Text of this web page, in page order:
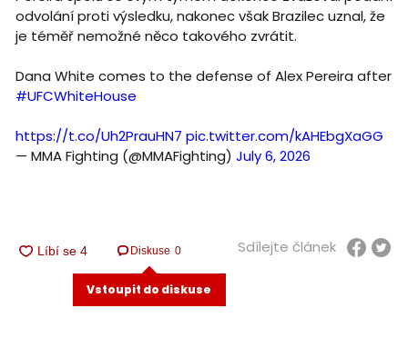
odvolání proti výsledku, nakonec však Brazilec uznal, že
je téměř nemožné něco takového zvrátit.
Dana White comes to the defense of Alex Pereira after
#UFCWhiteHouse
https://t.co/Uh2PrauHN7 pic.twitter.com/kAHEbgXaGG
— MMA Fighting (@MMAFighting) July 6, 2026
Diskuse 0
Vstoupit do diskuse
Sdílejte článek